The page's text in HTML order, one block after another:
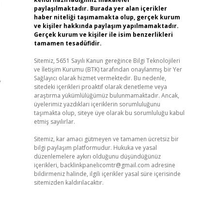
paylaşılmaktadır. Burada yer alan içerikler
haber niteliği taşımamakta olup, gerçek kurum
ve kişiler hakkında paylaşım yapılmamaktadır.
Gerçek kurum ve kişiler ile isim benzerlikleri
tamamen tesadüfidir.
Sitemiz, 5651 Sayılı Kanun gereğince Bilgi Teknolojileri
ve İletişim Kurumu (BTK) tarafından onaylanmış bir Yer
Sağlayıcı olarak hizmet vermektedir. Bu nedenle,
sitedeki içerikleri proaktif olarak denetleme veya
araştırma yükümlülüğümüz bulunmamaktadır. Ancak,
üyelerimiz yazdıkları içeriklerin sorumluluğunu
taşımakta olup, siteye üye olarak bu sorumluluğu kabul
etmiş sayılırlar.
Sitemiz, kar amacı gütmeyen ve tamamen ücretsiz bir
bilgi paylaşım platformudur. Hukuka ve yasal
düzenlemelere aykırı olduğunu düşündüğünüz
içerikleri, backlinkpanelicomtr@gmail.com adresine
bildirmeniz halinde, ilgili içerikler yasal süre içerisinde
sitemizden kaldırılacaktır.